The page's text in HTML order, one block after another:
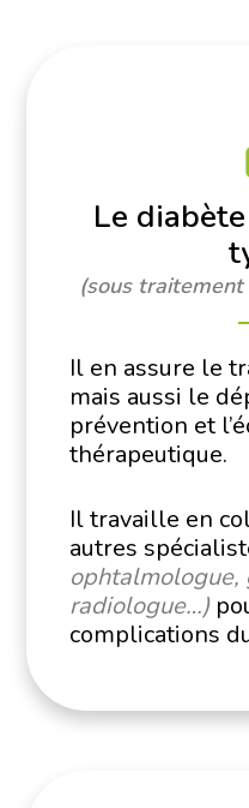
Le
(sous
Il en assure le
mais aussi le
prévention et
thérapeutique.
Il travaille en
autres
ophtalmologue,
radiologue…)
complications